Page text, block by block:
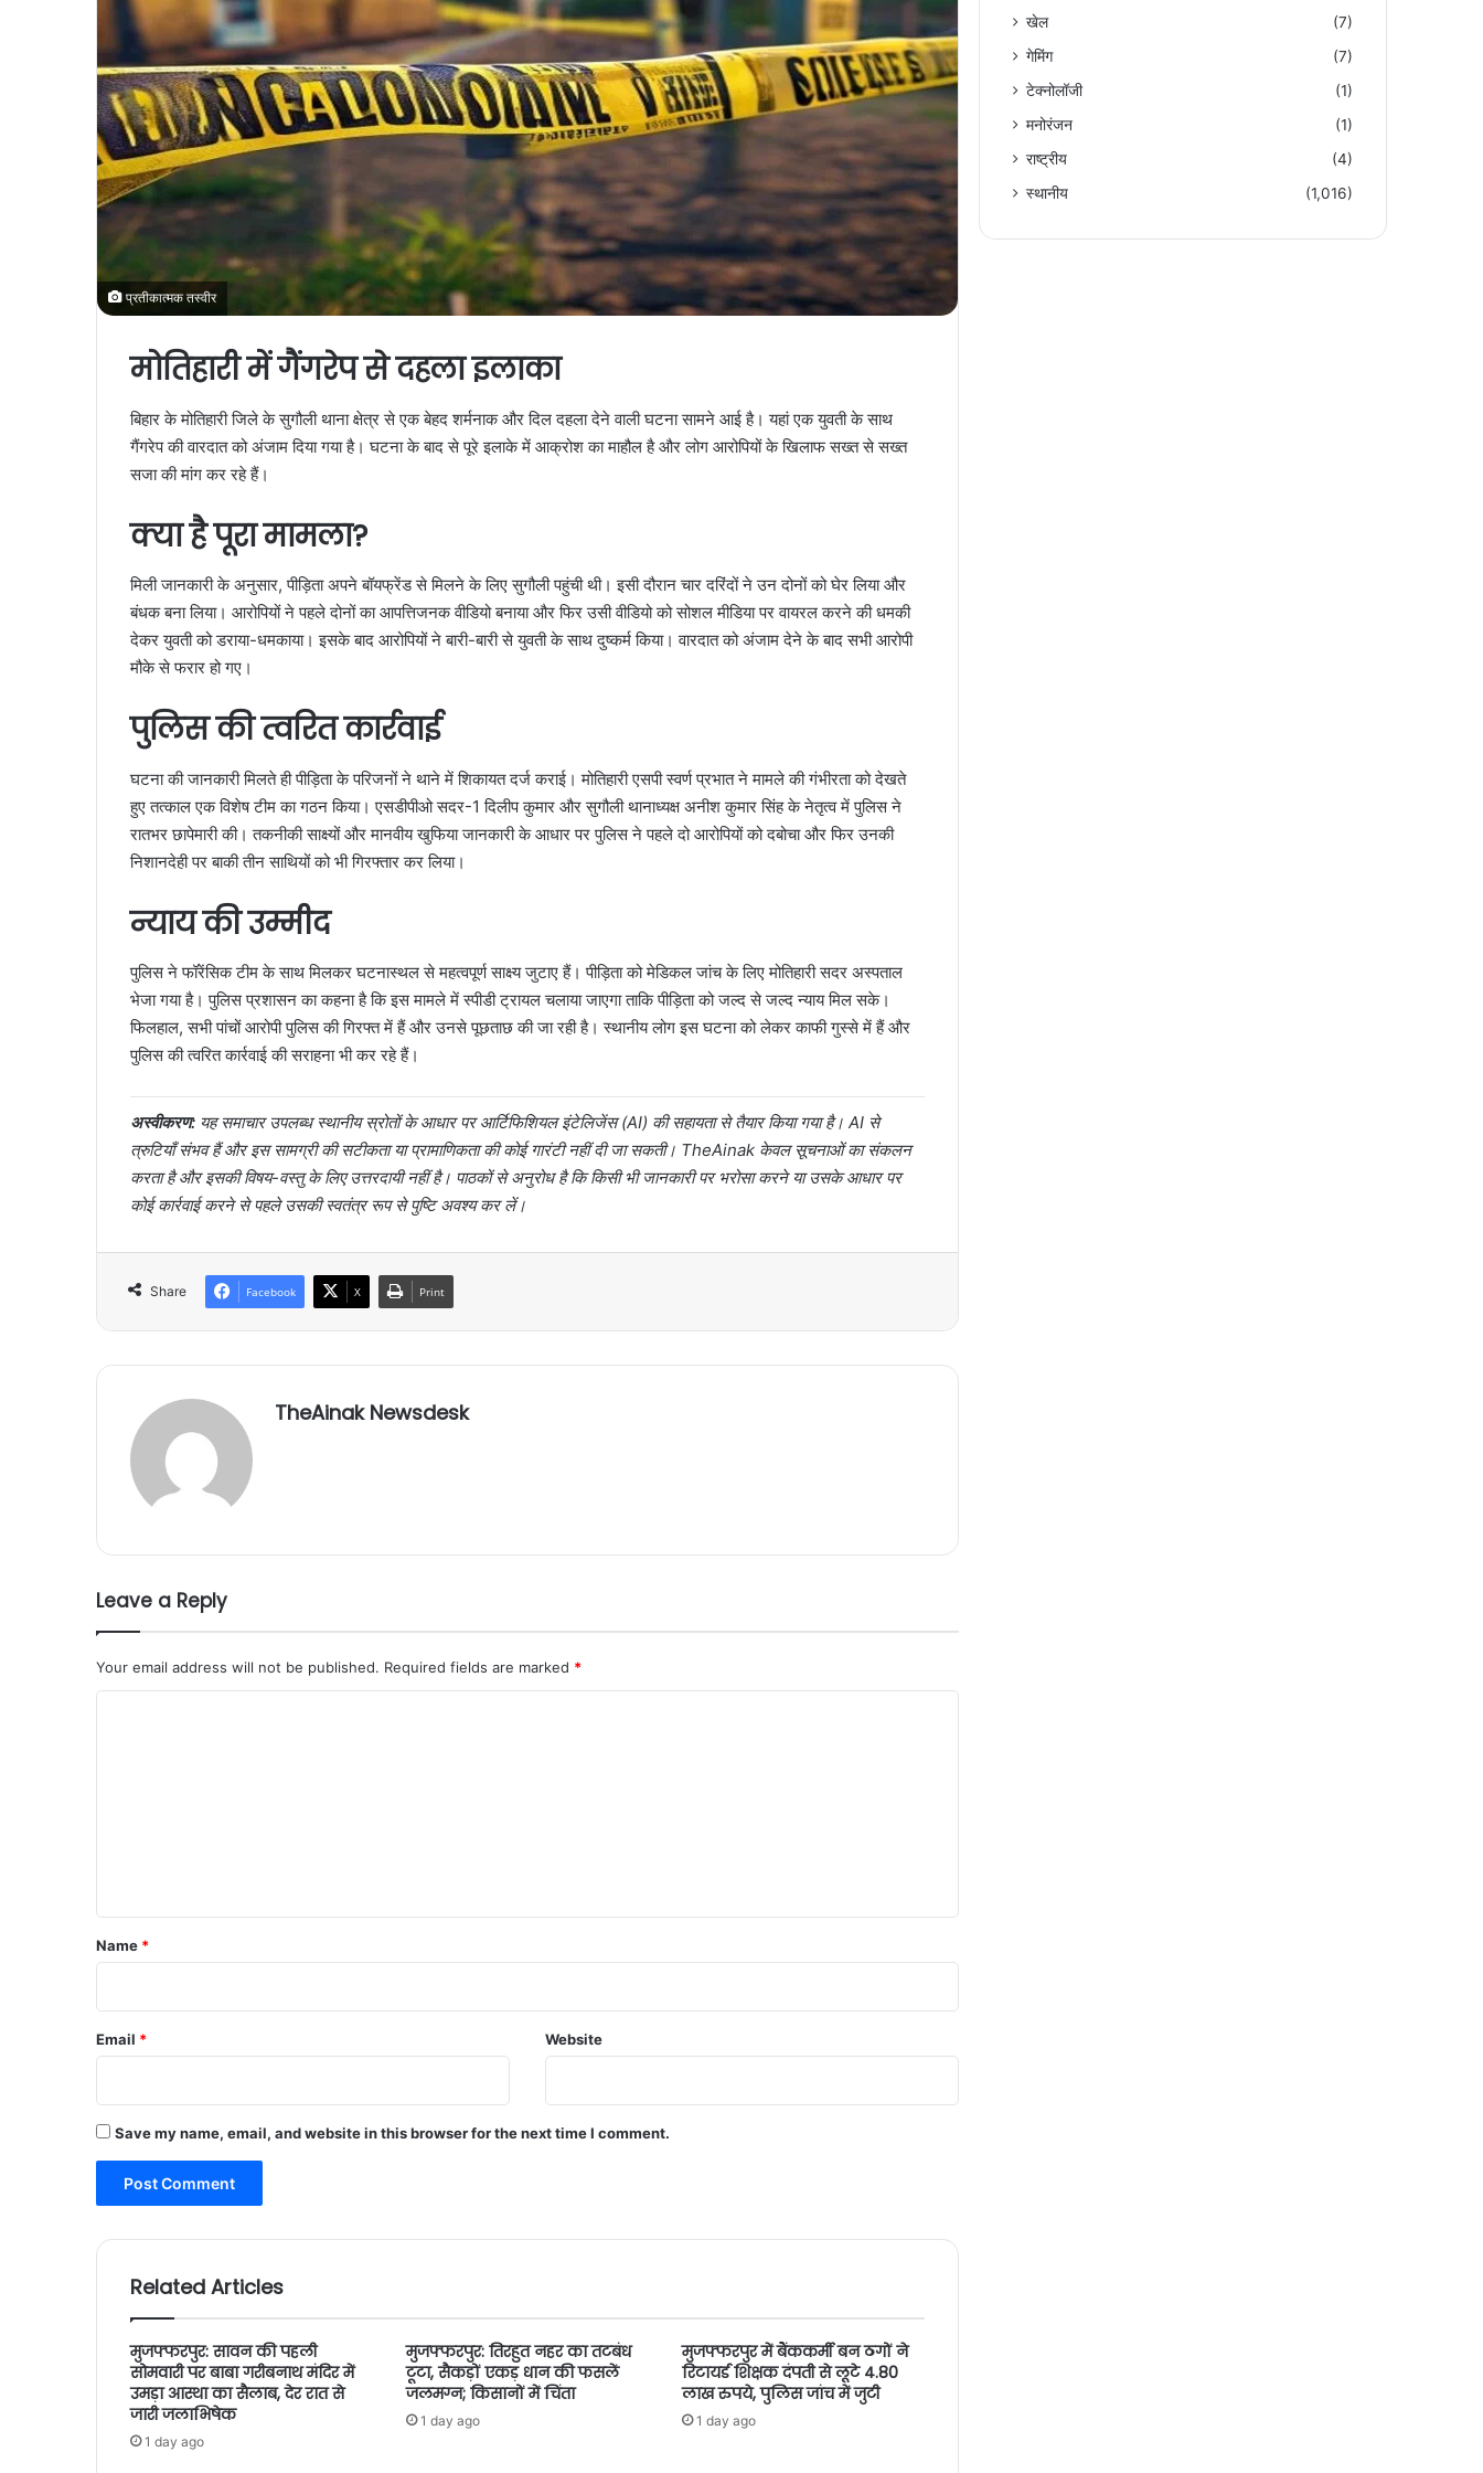
प्रतीकात्मक तस्वीर
मोतिहारी में गैंगरेप से दहला इलाका
बिहार के मोतिहारी जिले के सुगौली थाना क्षेत्र से एक बेहद शर्मनाक और दिल दहला देने वाली घटना सामने आई है। यहां एक युवती के साथ
गैंगरेप की वारदात को अंजाम दिया गया है। घटना के बाद से पूरे इलाके में आक्रोश का माहौल है और लोग आरोपियों के खिलाफ सख्त से सख्त
सजा की मांग कर रहे हैं।
क्या है पूरा मामला?
मिली जानकारी के अनुसार, पीड़िता अपने बॉयफ्रेंड से मिलने के लिए सुगौली पहुंची थी। इसी दौरान चार दरिंदों ने उन दोनों को घेर लिया और
बंधक बना लिया। आरोपियों ने पहले दोनों का आपत्तिजनक वीडियो बनाया और फिर उसी वीडियो को सोशल मीडिया पर वायरल करने की धमकी
देकर युवती को डराया-धमकाया। इसके बाद आरोपियों ने बारी-बारी से युवती के साथ दुष्कर्म किया। वारदात को अंजाम देने के बाद सभी आरोपी
मौके से फरार हो गए।
पुलिस की त्वरित कार्रवाई
घटना की जानकारी मिलते ही पीड़िता के परिजनों ने थाने में शिकायत दर्ज कराई। मोतिहारी एसपी स्वर्ण प्रभात ने मामले की गंभीरता को देखते
हुए तत्काल एक विशेष टीम का गठन किया। एसडीपीओ सदर-1 दिलीप कुमार और सुगौली थानाध्यक्ष अनीश कुमार सिंह के नेतृत्व में पुलिस ने
रातभर छापेमारी की। तकनीकी साक्ष्यों और मानवीय खुफिया जानकारी के आधार पर पुलिस ने पहले दो आरोपियों को दबोचा और फिर उनकी
निशानदेही पर बाकी तीन साथियों को भी गिरफ्तार कर लिया।
न्याय की उम्मीद
पुलिस ने फॉरेंसिक टीम के साथ मिलकर घटनास्थल से महत्वपूर्ण साक्ष्य जुटाए हैं। पीड़िता को मेडिकल जांच के लिए मोतिहारी सदर अस्पताल
भेजा गया है। पुलिस प्रशासन का कहना है कि इस मामले में स्पीडी ट्रायल चलाया जाएगा ताकि पीड़िता को जल्द से जल्द न्याय मिल सके।
फिलहाल, सभी पांचों आरोपी पुलिस की गिरफ्त में हैं और उनसे पूछताछ की जा रही है। स्थानीय लोग इस घटना को लेकर काफी गुस्से में हैं और
पुलिस की त्वरित कार्रवाई की सराहना भी कर रहे हैं।
अस्वीकरण: यह समाचार उपलब्ध स्थानीय स्रोतों के आधार पर आर्टिफिशियल इंटेलिजेंस (AI) की सहायता से तैयार किया गया है। AI से
त्रुटियाँ संभव हैं और इस सामग्री की सटीकता या प्रामाणिकता की कोई गारंटी नहीं दी जा सकती। TheAinak केवल सूचनाओं का संकलन
करता है और इसकी विषय-वस्तु के लिए उत्तरदायी नहीं है। पाठकों से अनुरोध है कि किसी भी जानकारी पर भरोसा करने या उसके आधार पर
कोई कार्रवाई करने से पहले उसकी स्वतंत्र रूप से पुष्टि अवश्य कर लें।
Share Facebook X Print
TheAinak Newsdesk
Leave a Reply
Your email address will not be published. Required fields are marked *
*
Name *
Email * Website
Save my name, email, and website in this browser for the next time I comment.
Related Articles
मुजफ्फरपुर: सावन की पहली
सोमवारी पर बाबा गरीबनाथ मंदिर में
उमड़ा आस्था का सैलाब, देर रात से
जारी जलाभिषेक
1 day ago
मुजफ्फरपुर: तिरहुत नहर का तटबंध
टूटा, सैकड़ों एकड़ धान की फसलें
जलमग्न; किसानों में चिंता
1 day ago
मुजफ्फरपुर में बैंककर्मी बन ठगों ने
रिटायर्ड शिक्षक दंपती से लूटे 4.80
लाख रुपये, पुलिस जांच में जुटी
1 day ago
खेल
(7)
गेमिंग
(7)
टेक्नोलॉजी
(1)
मनोरंजन
(1)
राष्ट्रीय
(4)
स्थानीय
(1,016)